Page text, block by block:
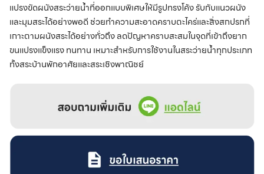
แปรงขัดผนังสระว่ายน้ำที่ออกแบบพิเศษให้มีรูปทรงโค้ง รับกับแนวผนัง
และมุมสระได้อย่างพอดี ช่วยทำความสะอาดคราบตะไคร่และสิ่งสกปรกที่
เกาะตามผนังสระได้อย่างทั่วถึง ลดปัญหาคราบสะสมในจุดที่เข้าถึงยาก
ขนแปรงแข็งแรง ทนทาน เหมาะสำหรับการใช้งานในสระว่ายน้ำทุกประเภท
ทั้งสระบ้านพักอาศัยและสระเชิงพาณิชย์